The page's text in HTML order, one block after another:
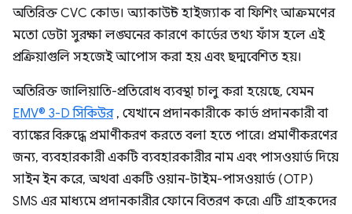
অতিরিক্ত CVC কোড। অ্যাকাউন্ট হাইজ্যাক বা ফিশিং আক্রমণের
মতো ডেটা সুরক্ষা লঙ্ঘনের কারণে কার্ডের তথ্য ফাঁস হলে এই
প্রক্রিয়াগুলি সহজেই আপোস করা হয় এবং ছদ্মবেশিত হয়।
অতিরিক্ত জালিয়াতি-প্রতিরোধ ব্যবস্থা চালু করা হয়েছে, যেমন
EMV® 3-D সিকিউর, যেখানে প্রদানকারীকে কার্ড প্রদানকারী বা
ব্যাঙ্কের বিরুদ্ধে প্রমাণীকরণ করতে বলা হতে পারে। প্রমাণীকরণের
জন্য, ব্যবহারকারী একটি ব্যবহারকারীর নাম এবং পাসওয়ার্ড দিয়ে
সাইন ইন করে, অথবা একটি ওয়ান-টাইম-পাসওয়ার্ড (OTP)
SMS এর মাধ্যমে প্রদানকারীর ফোনে বিতরণ করে৷ এটি গ্রাহকদের